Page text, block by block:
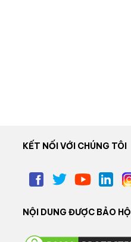
KẾT NỐI VỚI CHÚNG TÔI
NỘI DUNG ĐƯỢC BẢO HỘ